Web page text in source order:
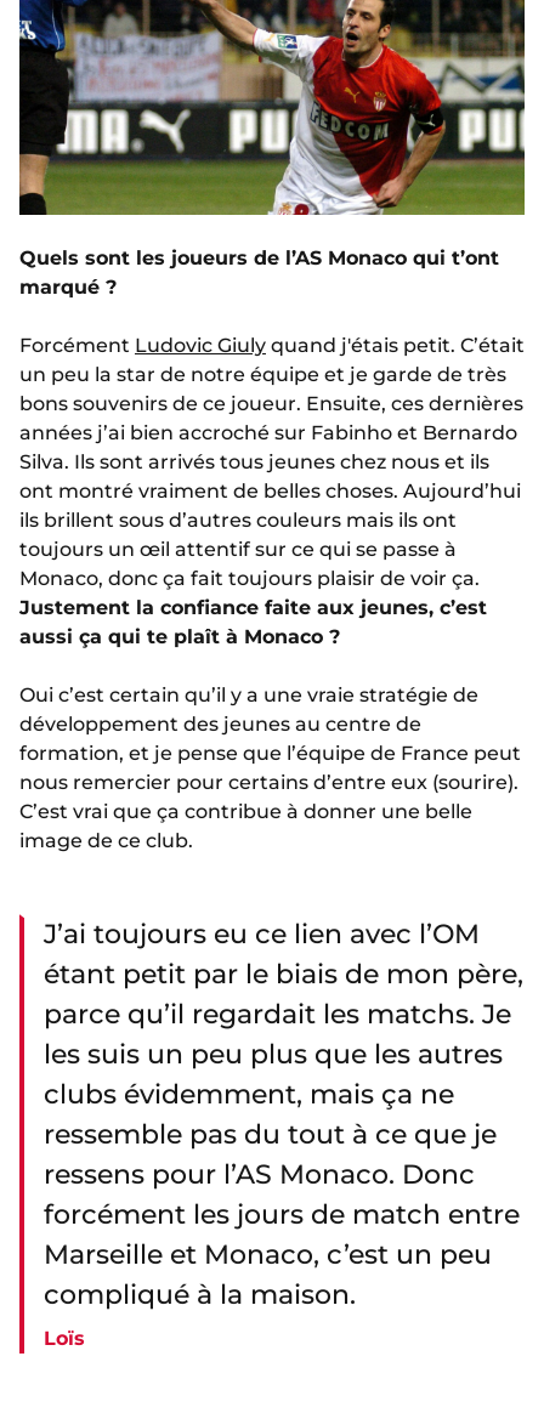
Quels sont les joueurs de l’AS Monaco qui t’ont
marqué ?
Forcément Ludovic Giuly quand j'étais petit. C’était
un peu la star de notre équipe et je garde de très
bons souvenirs de ce joueur. Ensuite, ces dernières
années j’ai bien accroché sur Fabinho et Bernardo
Silva. Ils sont arrivés tous jeunes chez nous et ils
ont montré vraiment de belles choses. Aujourd’hui
ils brillent sous d’autres couleurs mais ils ont
toujours un œil attentif sur ce qui se passe à
Monaco, donc ça fait toujours plaisir de voir ça.
Justement la confiance faite aux jeunes, c’est
aussi ça qui te plaît à Monaco ?
Oui c’est certain qu’il y a une vraie stratégie de
développement des jeunes au centre de
formation, et je pense que l’équipe de France peut
nous remercier pour certains d’entre eux (sourire).
C’est vrai que ça contribue à donner une belle
image de ce club.
J’ai toujours eu ce lien avec l’OM
étant petit par le biais de mon père,
parce qu’il regardait les matchs. Je
les suis un peu plus que les autres
clubs évidemment, mais ça ne
ressemble pas du tout à ce que je
ressens pour l’AS Monaco. Donc
forcément les jours de match entre
Marseille et Monaco, c’est un peu
compliqué à la maison.
Loïs